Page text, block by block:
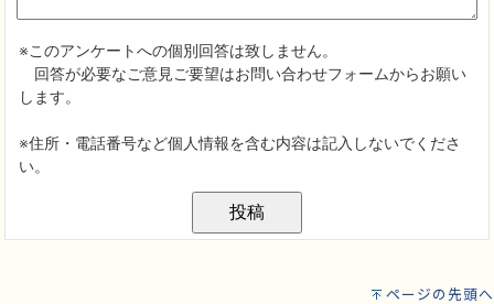
ページの先頭へ